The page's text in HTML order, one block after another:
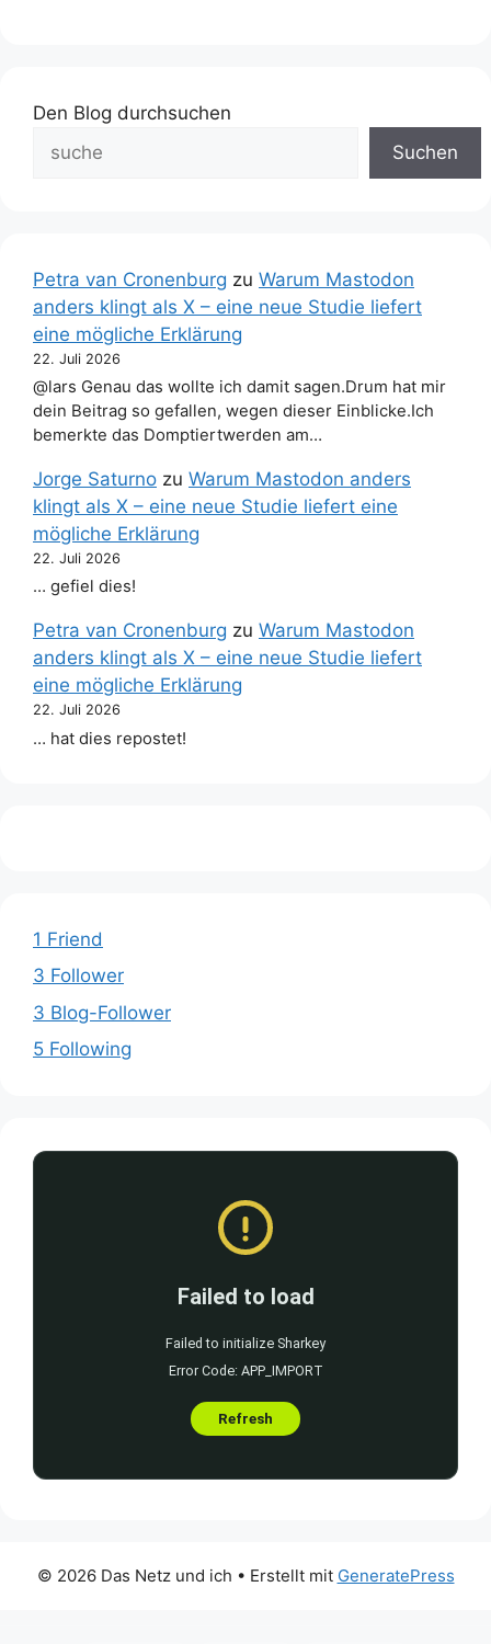
Den Blog durchsuchen
Suchen
Petra van Cronenburg zu Warum Mastodon
anders klingt als X – eine neue Studie liefert
eine mögliche Erklärung
22. Juli 2026
@lars Genau das wollte ich damit sagen.Drum hat mir
dein Beitrag so gefallen, wegen dieser Einblicke.Ich
bemerkte das Domptiertwerden am…
Jorge Saturno zu Warum Mastodon anders
klingt als X – eine neue Studie liefert eine
mögliche Erklärung
22. Juli 2026
… gefiel dies!
Petra van Cronenburg zu Warum Mastodon
anders klingt als X – eine neue Studie liefert
eine mögliche Erklärung
22. Juli 2026
… hat dies repostet!
1 Friend
3 Follower
3 Blog-Follower
5 Following
© 2026 Das Netz und ich • Erstellt mit GeneratePress